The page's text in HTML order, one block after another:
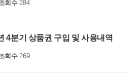
회수284
4분기 상품권 구입 및 사용내역
회수269